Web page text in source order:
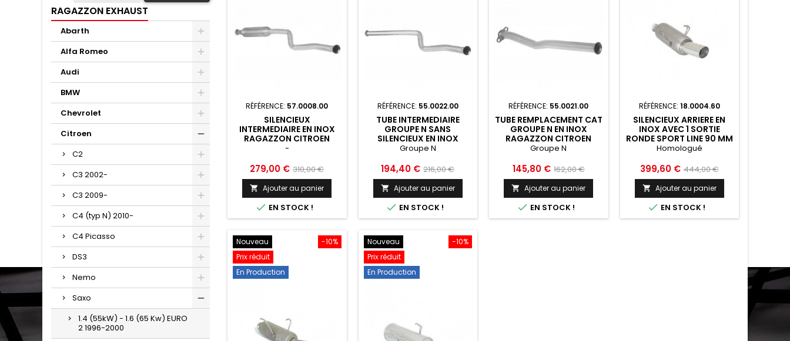
RAGAZZON EXHAUST
Abarth
Alfa Romeo
Audi
BMW
Chevrolet
Citroen
C2
C3 2002-
C3 2009-
C4 (typ N) 2010-
C4 Picasso
DS3
Nemo
Saxo
1.4 (55kW) - 1.6 (65 Kw) EURO
2 1996-2000
RÉFÉRENCE: 57.0008.00
SILENCIEUX
INTERMEDIAIRE EN INOX
RAGAZZON CITROEN
SAXO - 57.0008.00
-
Prix
279,00 € Prix
de
base
310,00 €
 Ajouter au panier
 EN STOCK !
RÉFÉRENCE: 55.0022.00
TUBE INTERMEDIAIRE
GROUPE N SANS
SILENCIEUX EN INOX
RAGAZZON CITROEN
Groupe N
Prix
194,40 € Prix
de
base
216,00 €
 Ajouter au panier
 EN STOCK !
RÉFÉRENCE: 55.0021.00
TUBE REMPLACEMENT CAT
GROUPE N EN INOX
RAGAZZON CITROEN
SAXO - 55.0021.00
Groupe N
Prix
145,80 € Prix
de
base
162,00 €
 Ajouter au panier
 EN STOCK !
RÉFÉRENCE: 18.0004.60
SILENCIEUX ARRIERE EN
INOX AVEC 1 SORTIE
RONDE SPORT LINE 90 MM
RAGAZZON CITROEN
Homologué
Prix
399,60 € Prix
de
base
444,00 €
 Ajouter au panier
 EN STOCK !
-10%
Nouveau
Prix réduit
En Production
-10%
Nouveau
Prix réduit
En Production